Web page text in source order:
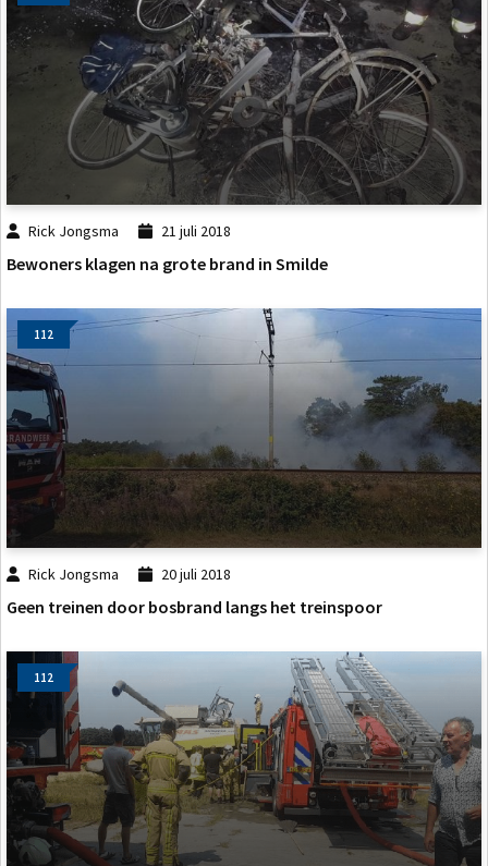
Rick Jongsma 21 juli 2018
Bewoners klagen na grote brand in Smilde
112
Rick Jongsma 20 juli 2018
Geen treinen door bosbrand langs het treinspoor
112